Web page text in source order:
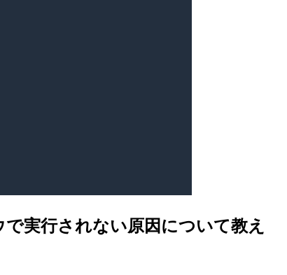
実行されない原因について教え